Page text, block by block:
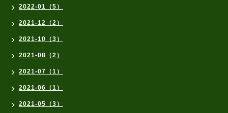
2022-01（5）
2021-12（2）
2021-10（3）
2021-08（2）
2021-07（1）
2021-06（1）
2021-05（3）